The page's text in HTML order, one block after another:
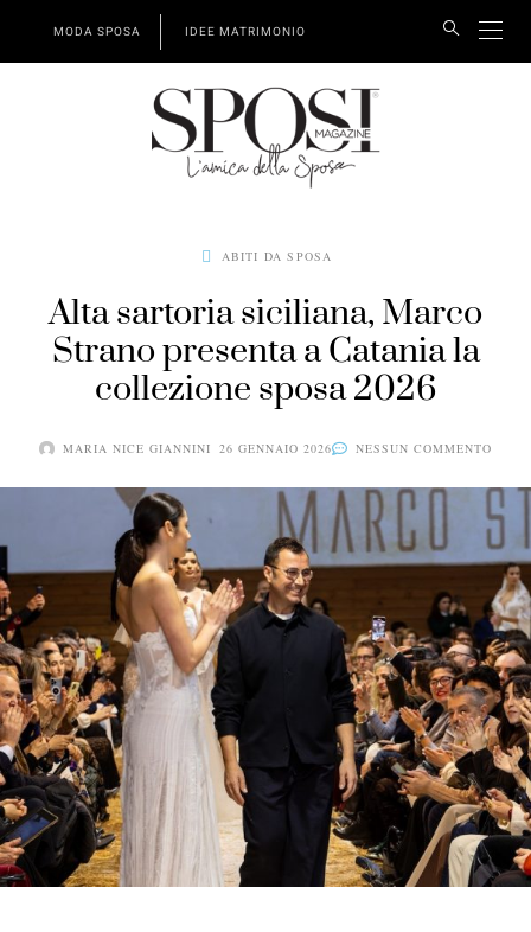
MODA SPOSA IDEE MATRIMONIO
ABITI DA SPOSA
Alta sartoria siciliana, Marco
Strano presenta a Catania la
collezione sposa 2026
MARIA NICE GIANNINI 26 GENNAIO 2026 NESSUN COMMENTO